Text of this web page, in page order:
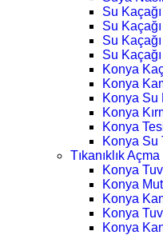
Su
Su
Su
Su
Konya
Konya
Konya Su
Konya
Konya
Konya Su
Tıkanıklık Açma
Konya
Konya
Konya
Konya
Konya